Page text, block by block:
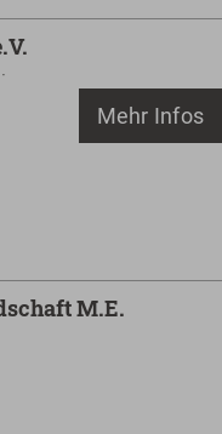
·
Mehr Infos
M.E.